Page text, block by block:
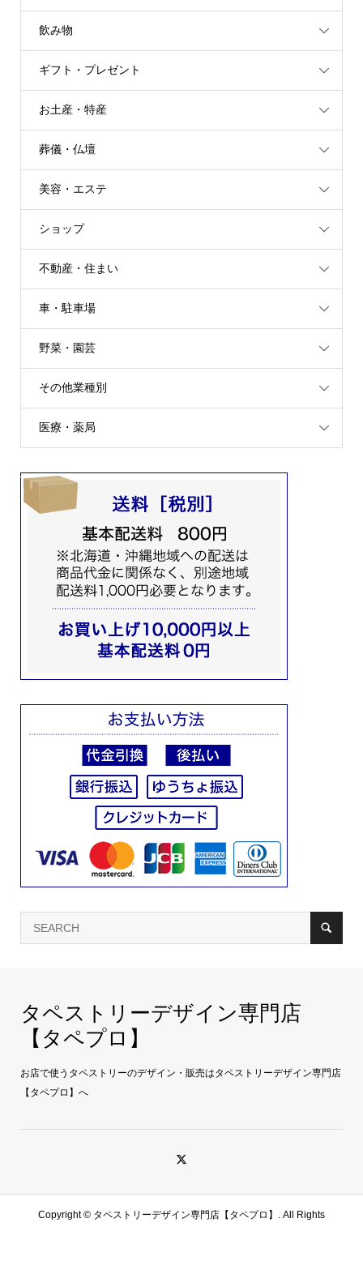
飲み物
ギフト・プレゼント
お土産・特産
葬儀・仏壇
美容・エステ
ショップ
不動産・住まい
車・駐車場
野菜・園芸
その他業種別
医療・薬局
タペストリーデザイン専門店
【タペプロ】
お店で使うタペストリーのデザイン・販売はタペストリーデザイン専門店
【タペプロ】へ
Copyright © タペストリーデザイン専門店【タペプロ】. All Rights